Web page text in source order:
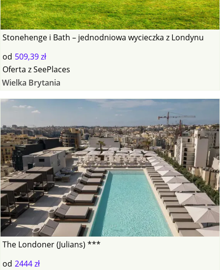
Stonehenge i Bath – jednodniowa wycieczka z Londynu
od 509,39 zł
Oferta zSeePlaces
Wielka Brytania
The Londoner (Julians) ***
od 2444 zł